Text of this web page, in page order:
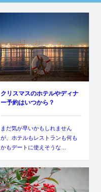
クリスマスのホテルやディナ
ー予約はいつから？
まだ気が早いかもしれません
が、ホテルもレストランも何も
かもデートに使えそうな…